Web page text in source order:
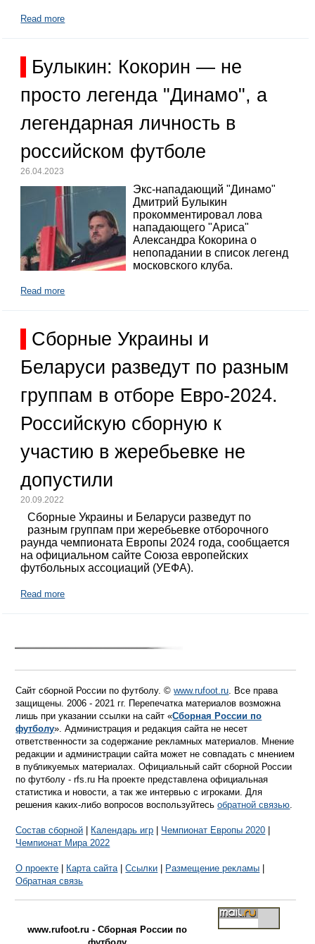
Read more
Булыкин: Кокорин — не
просто легенда "Динамо", а
легендарная личность в
российском футболе
26.04.2023
Экс-нападающий "Динамо"
Дмитрий Булыкин
прокомментировал лова
нападающего "Ариса"
Александра Кокорина о
непопадании в список легенд
московского клуба.
Read more
Сборные Украины и
Беларуси разведут по разным
группам в отборе Евро-2024.
Российскую сборную к
участию в жеребьевке не
допустили
20.09.2022
Сборные Украины и Беларуси разведут по
разным группам при жеребьевке отборочного
раунда чемпионата Европы 2024 года, сообщается
на официальном сайте Союза европейских
футбольных ассоциаций (УЕФА).
Read more
Сайт сборной России по футболу. ©www.rufoot.ru. Все права
защищены. 2006 - 2021 гг. Перепечатка материалов возможна
лишь при указании ссылки на сайт «Сборная России по
футболу». Администрация и редакция сайта не несет
ответственности за содержание рекламных материалов. Мнение
редакции и администрации сайта может не совпадать с мнением
в публикуемых материалах. Официальный сайт сборной России
по футболу - rfs.ru На проекте представлена официальная
статистика и новости, а так же интервью с игроками. Для
решения каких-либо вопросов воспользуйтесьобратной связью.
Состав сборной Календарь игр Чемпионат Европы 2020
Чемпионат Мира 2022
О проекте Карта сайта|Ссылки Размещение рекламы
Обратная связь
www.rufoot.ru - Сборная России по